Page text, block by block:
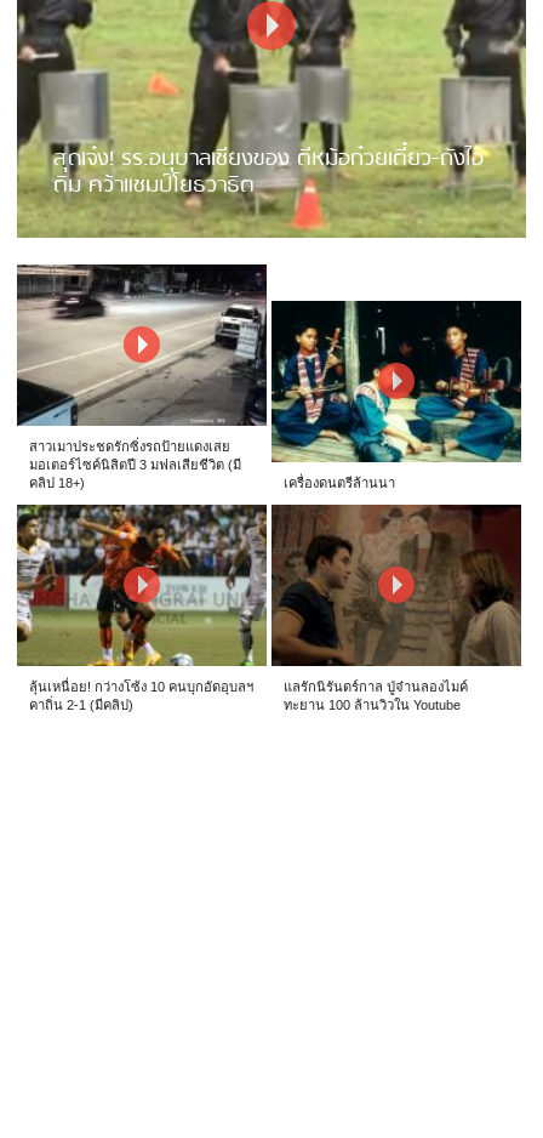
สุดเจ๋ง! รร.อนุบาลเชียงของ ตีหม้อก๋วยเตี๋ยว-ถังไอ
ติม คว้าแชมป์โยธวาธิต
สาวเมาประชดรักซิ่งรถป้ายแดงเสย
มอเตอร์ไซค์นิสิตปี 3 มฟลเสียชีวิต (มี
คลิป 18+)
เครื่องดนตรีล้านนา
ลุ้นเหนื่อย! กว่างโซ้ง 10 คนบุกอัดอุบลฯ
คาถิ่น 2-1 (มีคลิป)
แลรักนิรันดร์กาล ปู่จ๋านลองไมค์
ทะยาน 100 ล้านวิวใน Youtube